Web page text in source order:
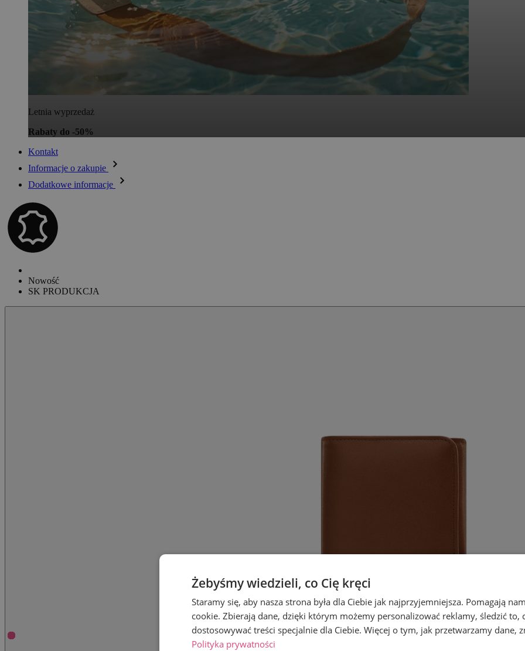
Letnia wyprzedaż
Rabaty do -50%
Kontakt
Informacje o zakupie
Dodatkowe informacje
Nowość
SK PRODUKCJA
Żebyśmy wiedzieli, co Cię kręci
Staramy się, aby nasza strona była dla Ciebie jak najprzyjemniejsza. Pomagają
cookie. Zbierają dane, dzięki którym możemy personalizować reklamy, śledzić to,
dostosowywać treści specjalnie dla Ciebie. Więcej o tym, jak przetwarzamy dane,
Polityka prywatności